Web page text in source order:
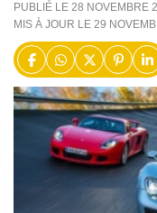
PUBLIÉ LE 28 NOVEMBRE
MIS À JOUR LE 29